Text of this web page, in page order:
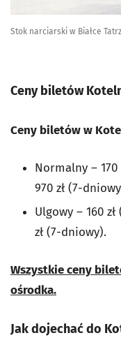
Stok narciarski w Białce
Ceny biletów
Ceny biletów w
Normalny – 170
970 zł (7-
Ulgowy – 160
zł (7-dniowy).
Wszystkie ceny
ośrodka.
Jak dojechać do